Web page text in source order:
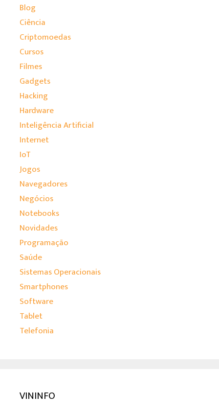
Blog
Ciência
Criptomoedas
Cursos
Filmes
Gadgets
Hacking
Hardware
Inteligência Artificial
Internet
IoT
Jogos
Navegadores
Negócios
Notebooks
Novidades
Programação
Saúde
Sistemas Operacionais
Smartphones
Software
Tablet
Telefonia
VININFO